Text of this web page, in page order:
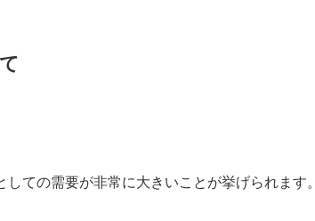
ての需要が非常に大きいことが挙げられます。